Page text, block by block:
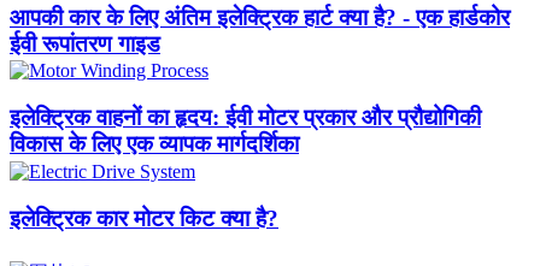
आपकी कार के लिए अंतिम इलेक्ट्रिक हार्ट क्या है? - एक हार्डकोर
ईवी रूपांतरण गाइड
इलेक्ट्रिक वाहनों का हृदय: ईवी मोटर प्रकार और प्रौद्योगिकी
विकास के लिए एक व्यापक मार्गदर्शिका
इलेक्ट्रिक कार मोटर किट क्या है?